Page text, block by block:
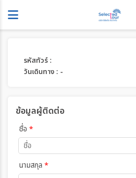
รหัสทัวร์ :
วันเดินทาง : -
ข้อมูลผู้ติดต่อ
ชื่อ *
นามสกุล *